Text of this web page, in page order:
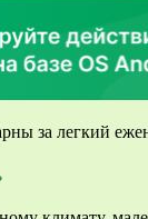
за легкий